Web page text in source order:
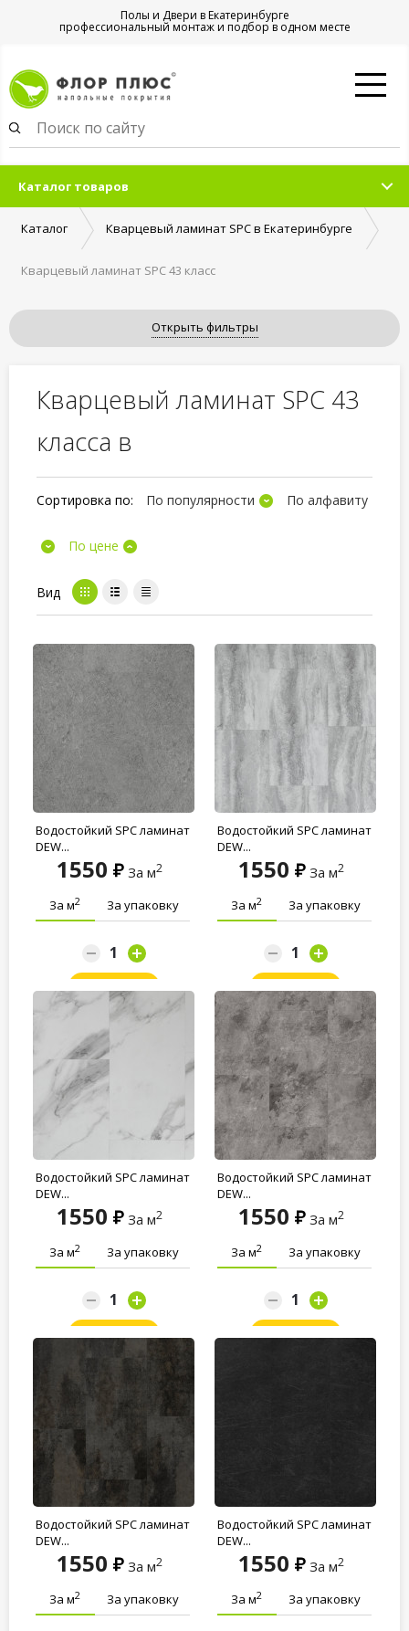
Полы и Двери в Екатеринбурге
профессиональный монтаж и подбор в одном месте
Каталог товаров
Каталог Кварцевый ламинат SPC в Екатеринбурге
Кварцевый ламинат SPC 43 класс
Открыть фильтры
Кварцевый ламинат SPC 43
класса в
Сортировка по: По популярности По алфавиту
По цене
Вид
Водостойкий SPC ламинат
DEW...
1550 За м2
За м2 За упаковку
Водостойкий SPC ламинат
DEW...
1550 За м2
За м2 За упаковку
Водостойкий SPC ламинат
DEW...
1550 За м2
За м2 За упаковку
Водостойкий SPC ламинат
DEW...
1550 За м2
За м2 За упаковку
Водостойкий SPC ламинат
DEW...
1550 За м2
За м2 За упаковку
Водостойкий SPC ламинат
DEW...
1550 За м2
За м2 За упаковку